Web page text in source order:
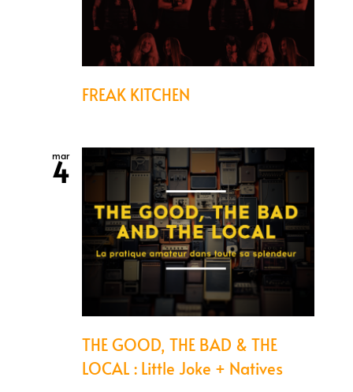
FREAK KITCHEN
mar
4
THE GOOD, THE BAD & THE
LOCAL : Little Joke + Natives